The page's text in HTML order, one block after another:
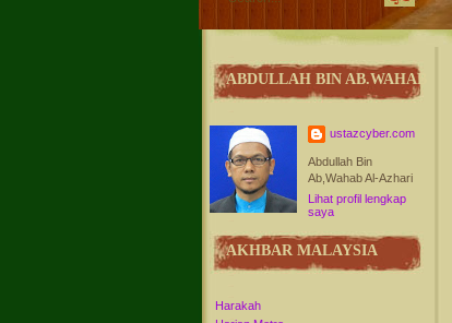
ABDULLAH BIN AB.WAHAB
ustazcyber.com
Abdullah Bin
Ab,Wahab Al-Azhari
Lihat profil lengkap
saya
AKHBAR MALAYSIA
Harakah